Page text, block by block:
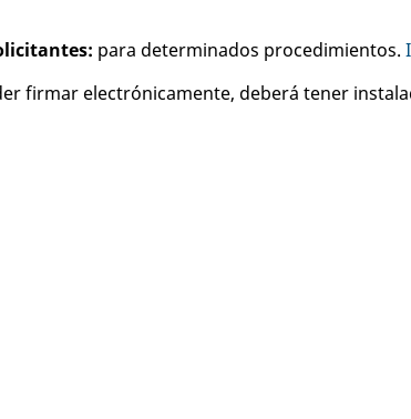
para determinados procedimientos.
firmar electrónicamente, deberá tener